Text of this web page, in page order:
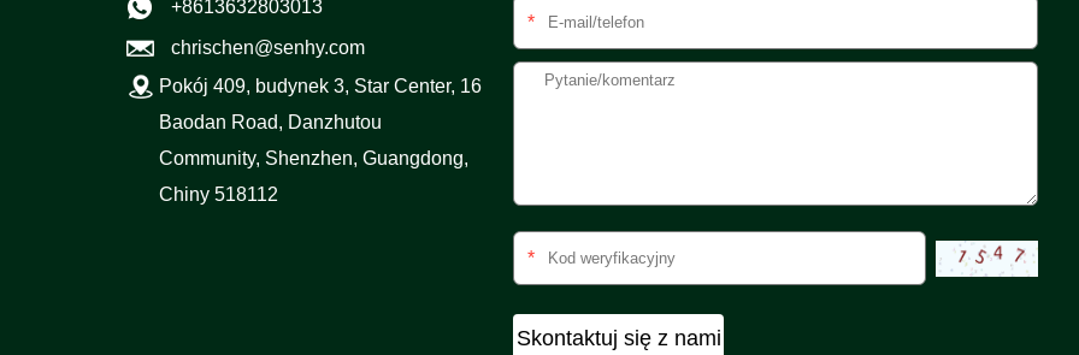
+8613632803013
chrischen@senhy.com
Pokój 409, budynek 3, Star Center, 16
Baodan Road, Danzhutou
Community, Shenzhen, Guangdong,
Chiny 518112
*
*